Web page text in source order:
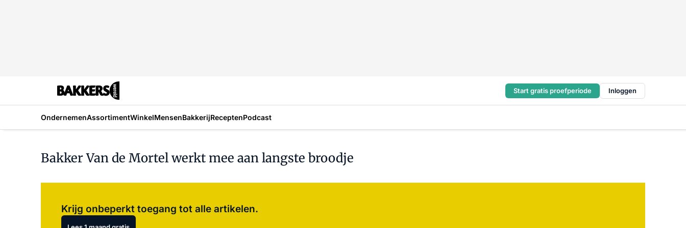
Start gratis proefperiode Inloggen
OndernemenAssortimentWinkelMensenBakkerijReceptenPodcast
Bakker Van de Mortel werkt mee aan langste broodje
Krijg onbeperkt toegang tot alle artikelen.